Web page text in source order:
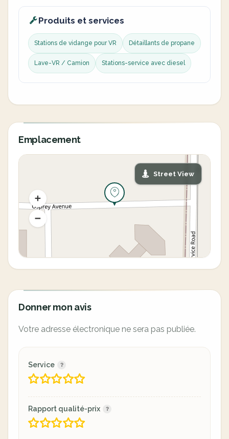
Produits et services
Stations de vidange pour VR Détaillants de propane
Lave-VR / Camion Stations-service avec diesel
Emplacement
Street View
Donner mon avis
Votre adresse électronique ne sera pas publiée.
Service
Rapport qualité-prix